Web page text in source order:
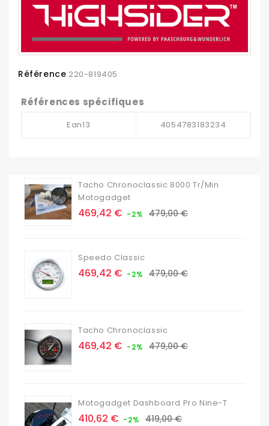
Référence 220-819405
Références spécifiques
Ean13 4054783183234
Tacho Chronoclassic 8000 Tr/min
Motogadget
Prix
469,42 € -2% Prix
479,00 €
Speedo Classic
Prix
469,42 € -2% Prix
479,00 €
Tacho Chronoclassic
Prix
469,42 € -2% Prix
479,00 €
Motogadget Dashboard Pro Nine-T
Prix
410,62 € -2% Prix
419,00 €